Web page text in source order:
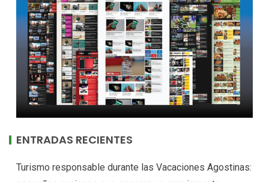
ENTRADAS RECIENTES
Turismo responsable durante las Vacaciones Agostinas: